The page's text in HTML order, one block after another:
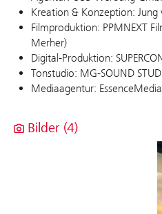
Kreation & Konzeption:
Filmproduktion: PPMNEXT
Merher)
Digital-Produktion:
Tonstudio: MG-SOUND
Mediaagentur:
Bilder (4)